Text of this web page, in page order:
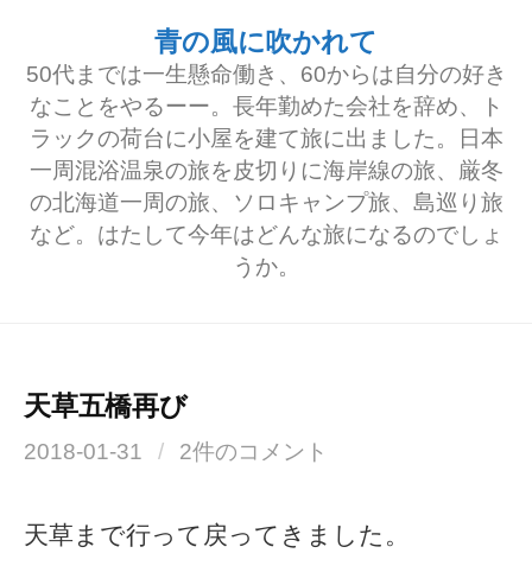
青の風に吹かれて
50代までは一生懸命働き、60からは自分の好き
なことをやるーー。長年勤めた会社を辞め、ト
ラックの荷台に小屋を建て旅に出ました。日本
一周混浴温泉の旅を皮切りに海岸線の旅、厳冬
の北海道一周の旅、ソロキャンプ旅、島巡り旅
など。はたして今年はどんな旅になるのでしょ
うか。
天草五橋再び
2018-01-31 / 2件のコメント
天草まで行って戻ってきました。